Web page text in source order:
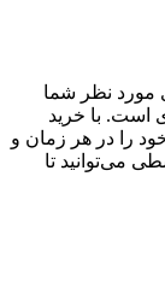
مورد نظر شما
است. با خرید
را در هر زمان و
می‌توانید تا